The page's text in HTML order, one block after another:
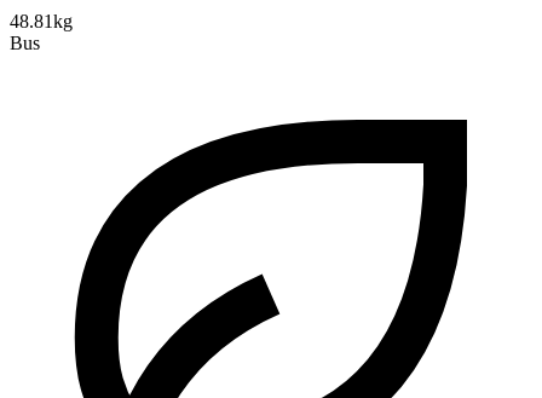
48.81kg
Bus